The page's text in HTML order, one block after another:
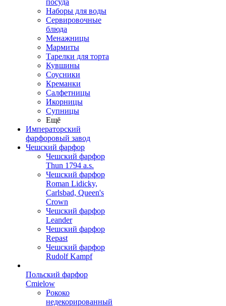
посуда
Наборы для воды
Сервировочные
блюда
Менажницы
Мармиты
Тарелки для торта
Кувшины
Соусники
Креманки
Салфетницы
Икорницы
Супницы
Ещё
Императорский
фарфоровый завод
Чешский фарфор
Чешский фарфор
Thun 1794 a.s.
Чешский фарфор
Roman Lidicky,
Carlsbad, Queen's
Crown
Чешский фарфор
Leander
Чешский фарфор
Repast
Чешский фарфор
Rudolf Kampf
Польский фарфор
Сmielow
Рококо
недекорированный